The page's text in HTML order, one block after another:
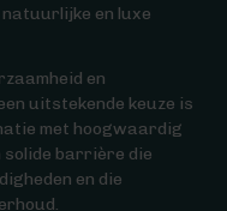
natuurlijke en luxe
en
uitstekende keuze is
met hoogwaardig
solide barrière die
en die